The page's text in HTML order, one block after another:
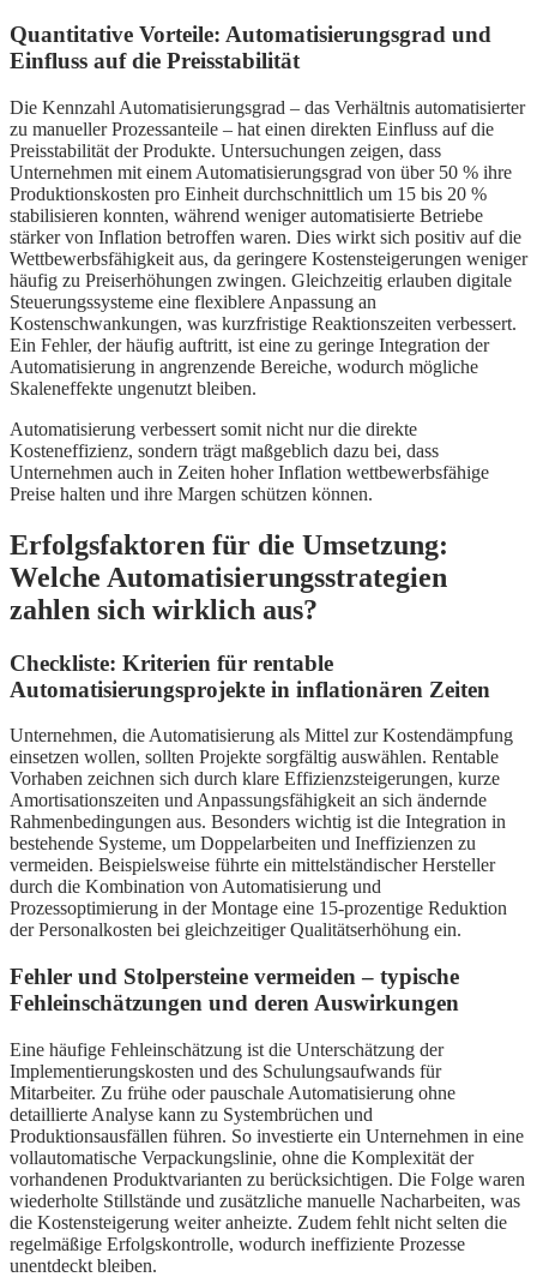
Quantitative Vorteile: Automatisierungsgrad und
Einfluss auf die Preisstabilität
Die Kennzahl Automatisierungsgrad – das Verhältnis automatisierter
zu manueller Prozessanteile – hat einen direkten Einfluss auf die
Preisstabilität der Produkte. Untersuchungen zeigen, dass
Unternehmen mit einem Automatisierungsgrad von über 50 % ihre
Produktionskosten pro Einheit durchschnittlich um 15 bis 20 %
stabilisieren konnten, während weniger automatisierte Betriebe
stärker von Inflation betroffen waren. Dies wirkt sich positiv auf die
Wettbewerbsfähigkeit aus, da geringere Kostensteigerungen weniger
häufig zu Preiserhöhungen zwingen. Gleichzeitig erlauben digitale
Steuerungssysteme eine flexiblere Anpassung an
Kostenschwankungen, was kurzfristige Reaktionszeiten verbessert.
Ein Fehler, der häufig auftritt, ist eine zu geringe Integration der
Automatisierung in angrenzende Bereiche, wodurch mögliche
Skaleneffekte ungenutzt bleiben.
Automatisierung verbessert somit nicht nur die direkte
Kosteneffizienz, sondern trägt maßgeblich dazu bei, dass
Unternehmen auch in Zeiten hoher Inflation wettbewerbsfähige
Preise halten und ihre Margen schützen können.
Erfolgsfaktoren für die Umsetzung:
Welche Automatisierungsstrategien
zahlen sich wirklich aus?
Checkliste: Kriterien für rentable
Automatisierungsprojekte in inflationären Zeiten
Unternehmen, die Automatisierung als Mittel zur Kostendämpfung
einsetzen wollen, sollten Projekte sorgfältig auswählen. Rentable
Vorhaben zeichnen sich durch klare Effizienzsteigerungen, kurze
Amortisationszeiten und Anpassungsfähigkeit an sich ändernde
Rahmenbedingungen aus. Besonders wichtig ist die Integration in
bestehende Systeme, um Doppelarbeiten und Ineffizienzen zu
vermeiden. Beispielsweise führte ein mittelständischer Hersteller
durch die Kombination von Automatisierung und
Prozessoptimierung in der Montage eine 15-prozentige Reduktion
der Personalkosten bei gleichzeitiger Qualitätserhöhung ein.
Fehler und Stolpersteine vermeiden – typische
Fehleinschätzungen und deren Auswirkungen
Eine häufige Fehleinschätzung ist die Unterschätzung der
Implementierungskosten und des Schulungsaufwands für
Mitarbeiter. Zu frühe oder pauschale Automatisierung ohne
detaillierte Analyse kann zu Systembrüchen und
Produktionsausfällen führen. So investierte ein Unternehmen in eine
vollautomatische Verpackungslinie, ohne die Komplexität der
vorhandenen Produktvarianten zu berücksichtigen. Die Folge waren
wiederholte Stillstände und zusätzliche manuelle Nacharbeiten, was
die Kostensteigerung weiter anheizte. Zudem fehlt nicht selten die
regelmäßige Erfolgskontrolle, wodurch ineffiziente Prozesse
unentdeckt bleiben.